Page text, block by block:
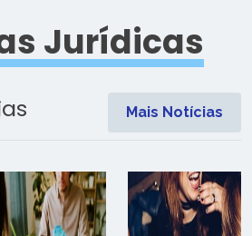
Jurídicas
Mais Notícias